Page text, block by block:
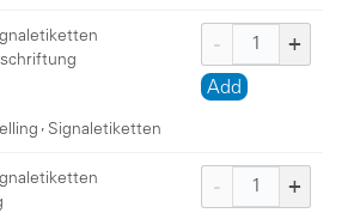
, Signaletiketten
Add